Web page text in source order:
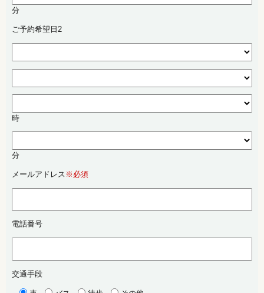
分
ご予約希望日2
時
分
メールアドレス ※必須
電話番号
交通手段